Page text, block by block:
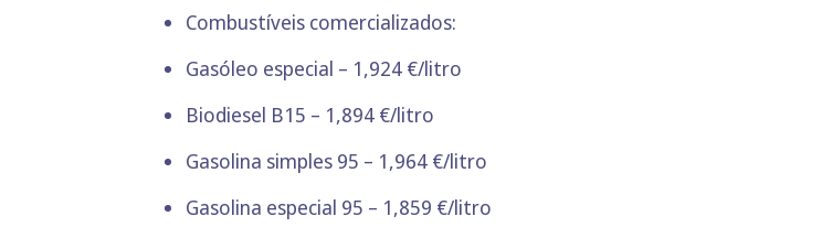
Combustíveis comercializados:
Gasóleo especial – 1,924 €/litro
Biodiesel B15 – 1,894 €/litro
Gasolina simples 95 – 1,964 €/litro
Gasolina especial 95 – 1,859 €/litro